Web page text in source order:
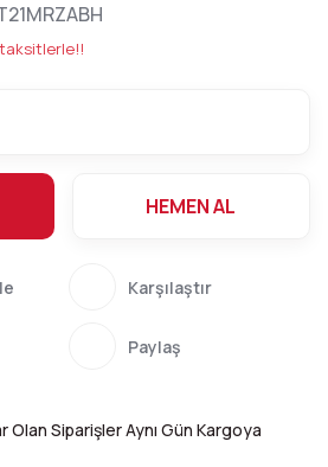
taksitlerle!!
HEMEN AL
Karşılaştır
Paylaş
Olan Siparişler Aynı Gün Kargoya